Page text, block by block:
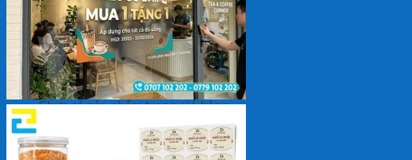
Giỏ hàng
Chưa có sản phẩm trong giỏ hàng.
Quay trở lại cửa hàng